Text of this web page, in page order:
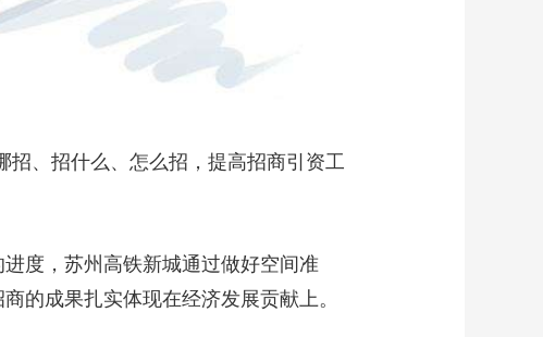
、招什么、怎么招，提高招商引资工
度，苏州高铁新城通过做好空间准
的成果扎实体现在经济发展贡献上。